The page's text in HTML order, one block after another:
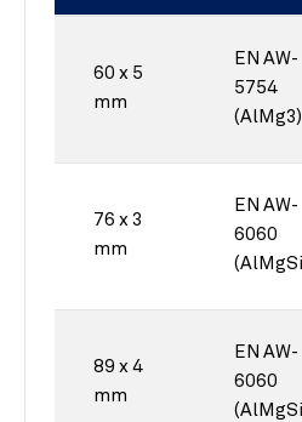
60 x 5
mm
EN AW-
5754
(AlMg3)
76 x 3
mm
EN AW-
6060
89 x 4
mm
EN AW-
6060